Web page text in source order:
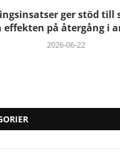
ger stöd till
effekten på återgång i
2026-06-22